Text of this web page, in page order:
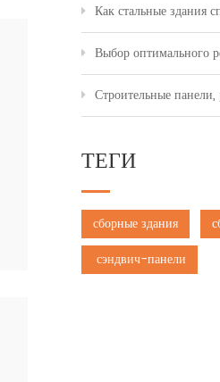
Как стальные здания способствуют
Выбор оптимального решения для стальных зданий для
Строительные панели, разработанные с учетом
ТЕГИ
сборные здания
сэндвич-панели